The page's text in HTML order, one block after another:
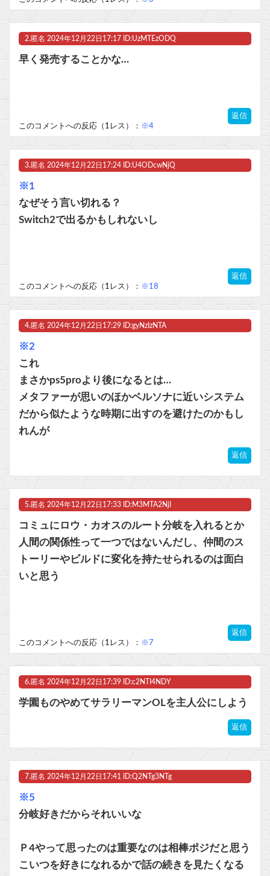
マスク 十兆円を失う‥投資家「アメリカ党？バカかコイツw」
Powered by livedoor 相互RSS
2. 匿名 2024年12月22日17:17 ID:UzMTEzODQ
早く発売することかな…
返信
このコメントへの反応（1レス）： ※4
3. 匿名 2024年12月22日17:24 ID:U4ODcwNjQ
※1
なぜそう言い切れる？
Switch2で出るかもしれないし
返信
このコメントへの反応（1レス）： ※18
4. 匿名 2024年12月22日17:29 ID:gyNzIzNTA
※2
これ
まさかps5proより後になるとは…
メタファーが思いのほかペルソナに近いシステム
だから似たような時期に出すのを避けたのかもし
れんが
返信
5. 匿名 2024年12月22日17:33 ID:M3MTA2NjI
コミュにロウ・カオスのルート分岐を入れるとか
人間の関係性って一つではないんだし、仲間のス
トーリーやビルドに変化を持たせられるのは面白
いと思う
返信
このコメントへの反応（1レス）： ※7
6. 匿名 2024年12月22日17:39 ID:c2NTI4NDY
学園ものやめてサラリーマンOLを主人公にしよう
返信
7. 匿名 2024年12月22日17:41 ID:Q2NTg3NTg
※5
分岐好きだからそれいいな
Ｐ4やって思ったのは重要なのは相棒ポジだと思う
こいつを好きになれるかで話の続きを見たくなる